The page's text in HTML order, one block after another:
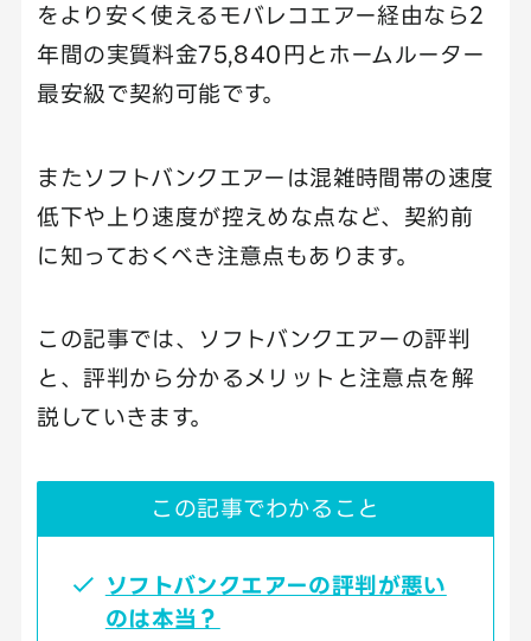
をより安く使えるモバレコエアー経由なら2
年間の実質料金75,840円とホームルーター
最安級で契約可能です。
またソフトバンクエアーは混雑時間帯の速度
低下や上り速度が控えめな点など、契約前
に知っておくべき注意点もあります。
この記事では、ソフトバンクエアーの評判
と、評判から分かるメリットと注意点を解
説していきます。
この記事でわかること
ソフトバンクエアーの評判が悪い
のは本当？